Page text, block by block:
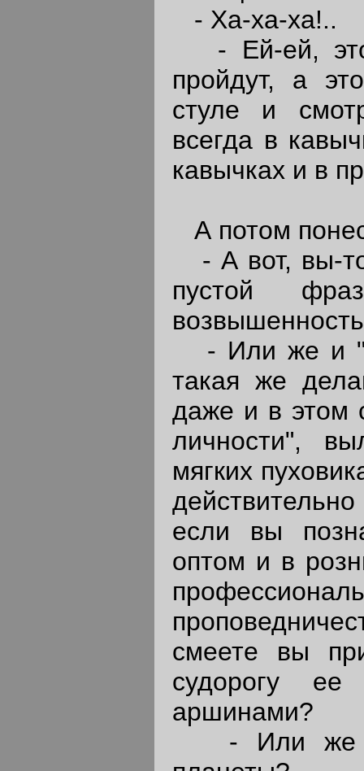
- Ха-ха-ха!..
- Ей-ей, это
пройдут, а
стуле и
всегда в
кавычках и в
А потом
- А вот, вы-
пустой
- Или же и
такая же
даже и в этом
личности",
мягких
если вы
оптом и в
смеете вы
судорогу
аршинами?
- Или же вы